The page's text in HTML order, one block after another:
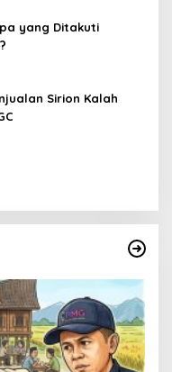
yang Ditakuti
Sirion Kalah